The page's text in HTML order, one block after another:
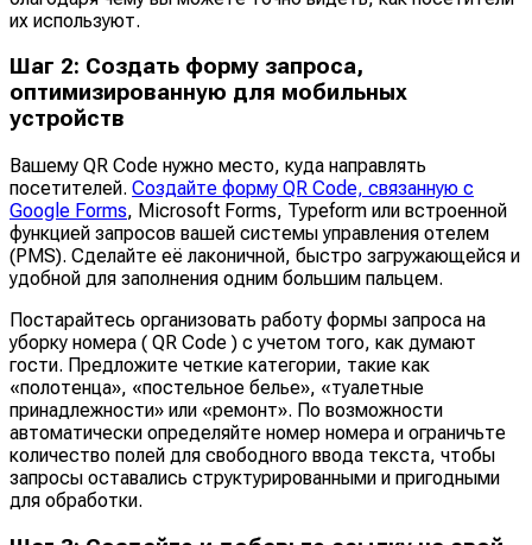
их используют.
Шаг 2: Создать форму запроса,
оптимизированную для мобильных
устройств
Вашему QR Code нужно место, куда направлять
посетителей. Создайте форму QR Code, связанную с
Google Forms, Microsoft Forms, Typeform или встроенной
функцией запросов вашей системы управления отелем
(PMS). Сделайте её лаконичной, быстро загружающейся и
удобной для заполнения одним большим пальцем.
Постарайтесь организовать работу формы запроса на
уборку номера ( QR Code ) с учетом того, как думают
гости. Предложите четкие категории, такие как
«полотенца», «постельное белье», «туалетные
принадлежности» или «ремонт». По возможности
автоматически определяйте номер номера и ограничьте
количество полей для свободного ввода текста, чтобы
запросы оставались структурированными и пригодными
для обработки.